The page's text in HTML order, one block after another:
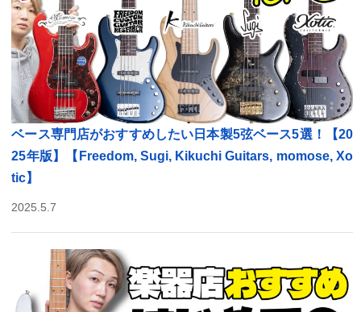
ベース専門店がおすすめしたい日本製5弦ベース5選！【20
25年版】【Freedom, Sugi, Kikuchi Guitars, momose, Xo
tic】
2025.5.7